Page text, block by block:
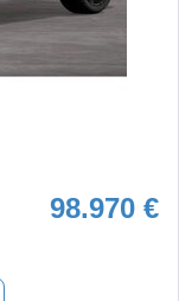
98.970 €